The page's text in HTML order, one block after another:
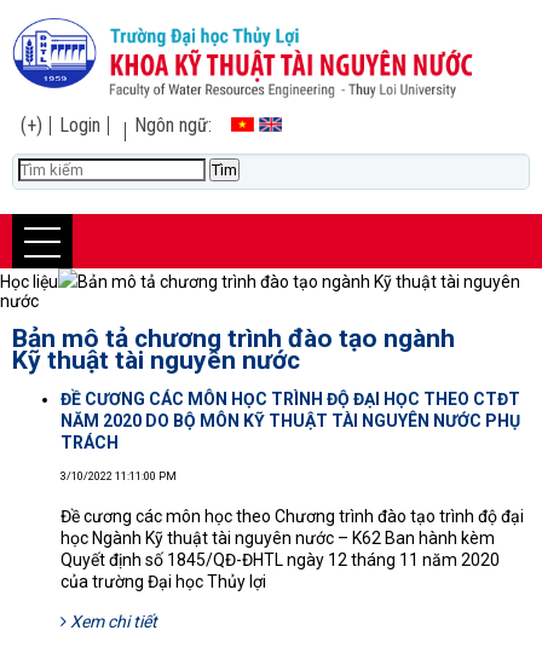
(+) Login Ngôn ngữ:
Học liệu
Bản mô tả chương trình đào tạo ngành Kỹ thuật tài nguyên
nước
Bản mô tả chương trình đào tạo ngành
Kỹ thuật tài nguyên nước
ĐỀ CƯƠNG CÁC MÔN HỌC TRÌNH ĐỘ ĐẠI HỌC THEO CTĐT
NĂM 2020 DO BỘ MÔN KỸ THUẬT TÀI NGUYÊN NƯỚC PHỤ
TRÁCH
3/10/2022 11:11:00 PM
Đề cương các môn học theo Chương trình đào tạo trình độ đại
học Ngành Kỹ thuật tài nguyên nước – K62 Ban hành kèm
Quyết định số 1845/QĐ-ĐHTL ngày 12 tháng 11 năm 2020
của trường Đại học Thủy lợi
Xem chi tiết